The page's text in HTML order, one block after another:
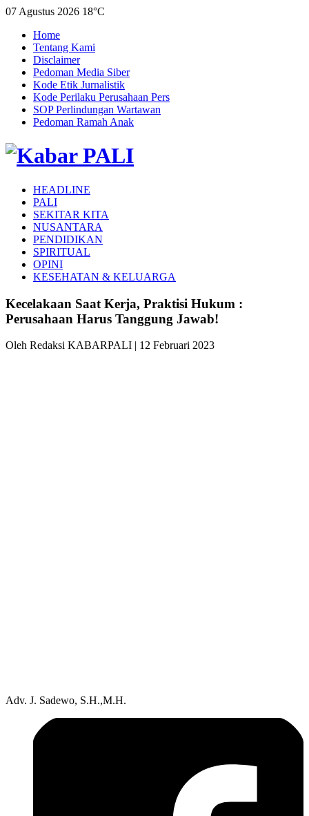
07 Agustus 2026 18°C
Home
Tentang Kami
Disclaimer
Pedoman Media Siber
Kode Etik Jurnalistik
Kode Perilaku Perusahaan Pers
SOP Perlindungan Wartawan
Pedoman Ramah Anak
HEADLINE
PALI
SEKITAR KITA
NUSANTARA
PENDIDIKAN
SPIRITUAL
OPINI
KESEHATAN & KELUARGA
Kecelakaan Saat Kerja, Praktisi Hukum :
Perusahaan Harus Tanggung Jawab!
Oleh Redaksi KABARPALI | 12 Februari 2023
Adv. J. Sadewo, S.H.,M.H.